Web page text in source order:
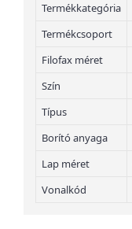
Termékkategória
Termékcsoport
Filofax méret
Szín
Típus
Borító anyaga
Lap méret
Vonalkód